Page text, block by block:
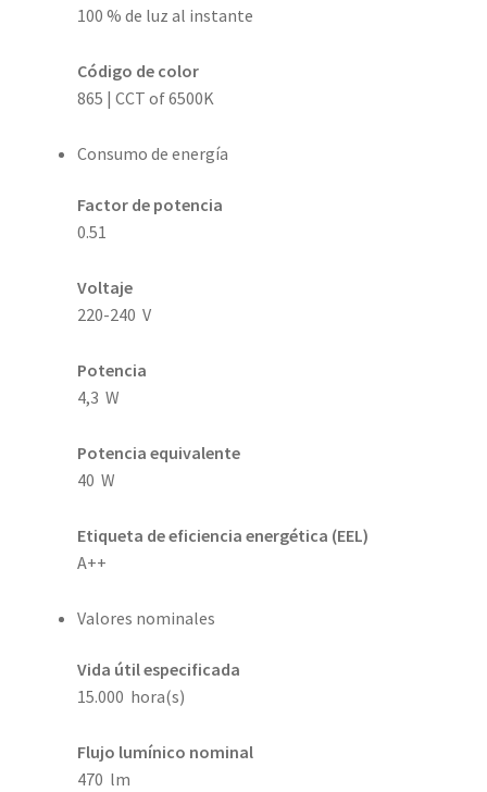
100 % de luz al instante
Código de color
865 | CCT of 6500K
Consumo de energía
Factor de potencia
0.51
Voltaje
220-240 V
Potencia
4,3 W
Potencia equivalente
40 W
Etiqueta de eficiencia energética (EEL)
A++
Valores nominales
Vida útil especificada
15.000 hora(s)
Flujo lumínico nominal
470 lm